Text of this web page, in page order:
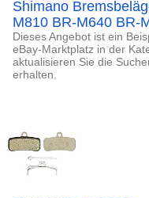
Shimano
M810 BR-M640 BR-
Dieses Angebot ist ein
eBay-Marktplatz in der
aktualisieren Sie die
erhalten.